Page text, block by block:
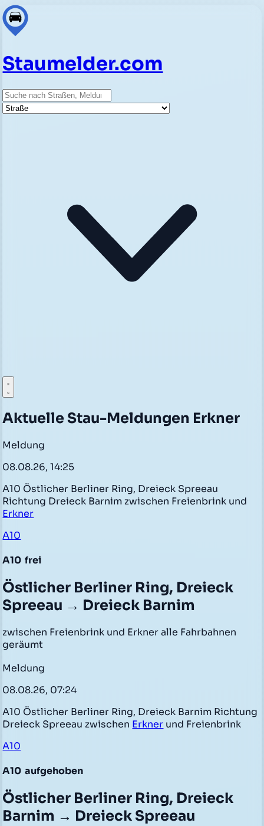
Staumelder.com
Suche
Straße
Aktuelle Stau-Meldungen Erkner
Meldung
08.08.26, 14:25
A10 Östlicher Berliner Ring, Dreieck Spreeau
Richtung Dreieck Barnim zwischen Freienbrink und
Erkner
A10
A10 frei
Östlicher Berliner Ring, Dreieck
Spreeau → Dreieck Barnim
zwischen Freienbrink und Erkner alle Fahrbahnen
geräumt
Meldung
08.08.26, 07:24
A10 Östlicher Berliner Ring, Dreieck Barnim Richtung
Dreieck Spreeau zwischen Erkner und Freienbrink
A10
A10 aufgehoben
Östlicher Berliner Ring, Dreieck
Barnim → Dreieck Spreeau